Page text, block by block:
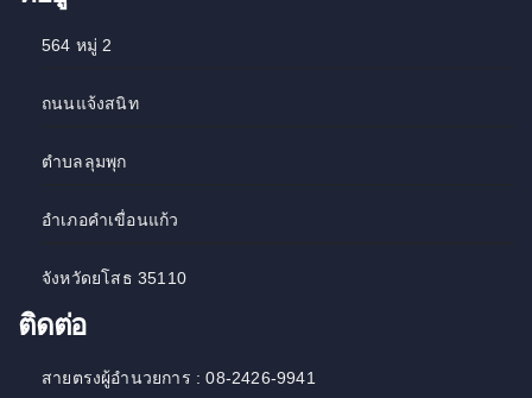
564 หมู่ 2
ถนนแจ้งสนิท
ตำบลลุมพุก
อำเภอคำเขื่อนแก้ว
จังหวัดยโสธ 35110
ติดต่อ
สายตรงผู้อำนวยการ : 08-2426-9941